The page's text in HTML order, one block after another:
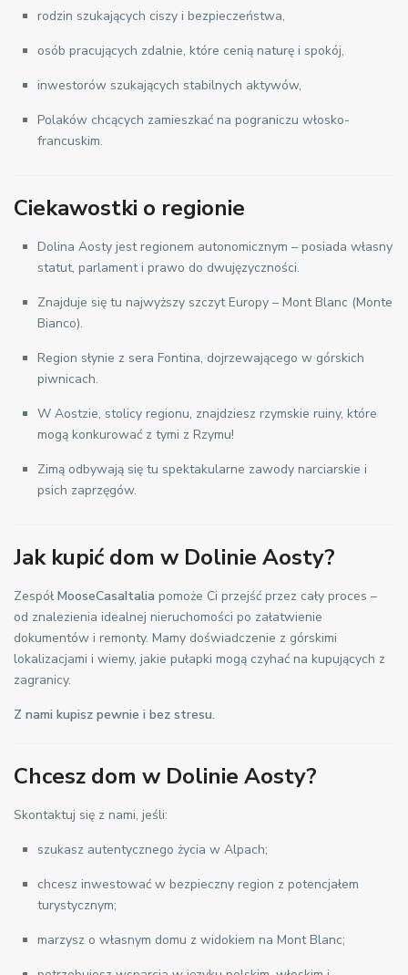
rodzin szukających ciszy i bezpieczeństwa,
osób pracujących zdalnie, które cenią naturę i spokój,
inwestorów szukających stabilnych aktywów,
Polaków chcących zamieszkać na pograniczu włosko-
francuskim.
Ciekawostki o regionie
Dolina Aosty jest regionem autonomicznym – posiada własny
statut, parlament i prawo do dwujęzyczności.
Znajduje się tu najwyższy szczyt Europy – Mont Blanc (Monte
Bianco).
Region słynie z sera Fontina, dojrzewającego w górskich
piwnicach.
W Aostzie, stolicy regionu, znajdziesz rzymskie ruiny, które
mogą konkurować z tymi z Rzymu!
Zimą odbywają się tu spektakularne zawody narciarskie i
psich zaprzęgów.
Jak kupić dom w Dolinie Aosty?
Zespół MooseCasaItalia pomoże Ci przejść przez cały proces –
od znalezienia idealnej nieruchomości po załatwienie
dokumentów i remonty. Mamy doświadczenie z górskimi
lokalizacjami i wiemy, jakie pułapki mogą czyhać na kupujących z
zagranicy.
Z nami kupisz pewnie i bez stresu.
Chcesz dom w Dolinie Aosty?
Skontaktuj się z nami, jeśli:
szukasz autentycznego życia w Alpach;
chcesz inwestować w bezpieczny region z potencjałem
turystycznym;
marzysz o własnym domu z widokiem na Mont Blanc;